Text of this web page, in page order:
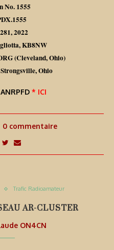
No. 1555
2022
KB8NW
(Cleveland, Ohio)
Ohio
* ICI
0 commentaire
Trafic Radioamateur
AR-CLUSTER
ON4CN